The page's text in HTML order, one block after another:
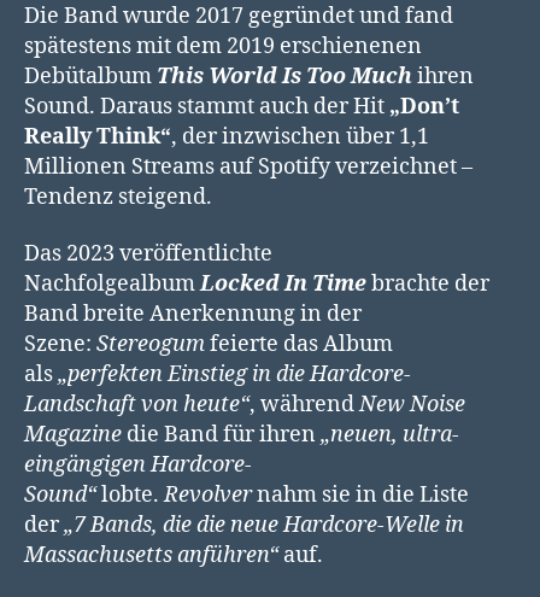
Die Band wurde 2017 gegründet und fand
spätestens mit dem 2019 erschienenen
Debütalbum This World Is Too Muchihren
Sound. Daraus stammt auch der Hit „Don’t
Really Think“, der inzwischen über 1,1
Millionen Streams auf Spotify verzeichnet –
Tendenz steigend.
Das 2023 veröffentlichte
NachfolgealbumLocked In Timebrachte der
Band breite Anerkennung in der
Szene: Stereogumfeierte das Album
als„perfekten Einstieg in die Hardcore-
Landschaft von heute“, währendNew Noise
Magazine die Band für ihren „neuen, ultra-
eingängigen Hardcore-
Sound“lobte.Revolvernahm sie in die Liste
der„7 Bands, die die neue Hardcore-Welle in
Massachusetts anführen“auf.